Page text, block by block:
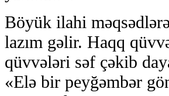
Böyük ilahi
lazım gəlir. Haqq
qüvvələri səf çəkib
«Elə bir peyğəmbər